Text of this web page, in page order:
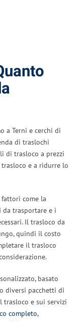
a Terni e cerchi di
di traslochi
di trasloco a prezzi
e a ridurre lo
come la
da trasportare e i
Il trasloco da
quindi il costo
il trasloco
basato
diversi pacchetti di
e sui servizi
completo,